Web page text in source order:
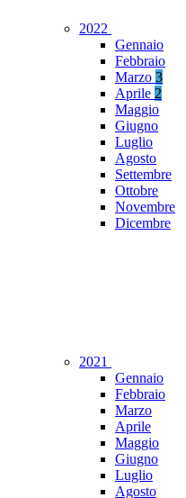
2022
Gennaio
Febbraio
Marzo 3
Aprile 2
Maggio
Giugno
Luglio
Agosto
Settembre
Ottobre
Novembre
Dicembre
2021
Gennaio
Febbraio
Marzo
Aprile
Maggio
Giugno
Luglio
Agosto